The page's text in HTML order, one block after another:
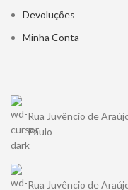
Devoluções
Minha Conta
Rua Juvêncio de
Paulo
Rua Juvêncio de